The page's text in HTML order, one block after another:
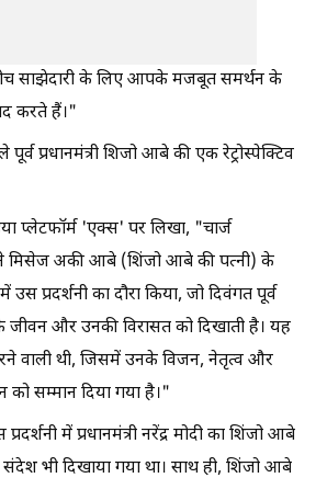
साझेदारी के लिए आपके मजबूत समर्थन के
करते हैं।"
प्रधानमंत्री शिजो आबे की एक रेट्रोस्पेक्टिव
प्‍लेटफॉर्म 'एक्‍स' पर लिखा, "चार्ज
मिसेज अकी आबे (शिंजो आबे की पत्नी) के
उस प्रदर्शनी का दौरा किया, जो दिवंगत पूर्व
जीवन और उनकी विरासत को दिखाती है। यह
वाली थी, जिसमें उनके विजन, नेतृत्व और
को सम्मान दिया गया है।"
में प्रधानमंत्री नरेंद्र मोदी का शिंजो आबे
भी दिखाया गया था। साथ ही, शिंजो आबे